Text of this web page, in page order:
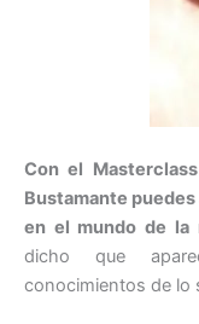
Con el
Bustamante
en el mundo de la
dicho que
conocimientos de lo